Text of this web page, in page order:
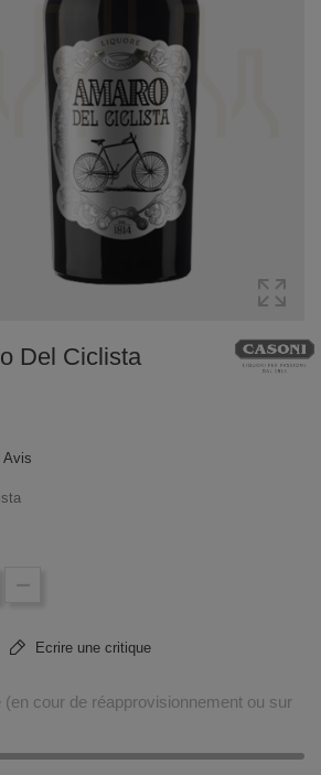
Del Ciclista
Avis
Ecrire une critique
(en cour de réapprovisionnement ou sur